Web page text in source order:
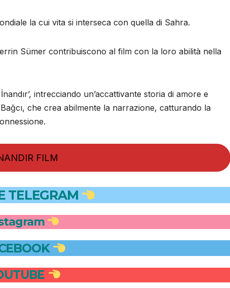
la cui vita si interseca con quella di Sahra.
Sümer contribuiscono al film con la loro abilità nella
intrecciando un’accattivante storia di amore e
che crea abilmente la narrazione, catturando la
FILM
TELEGRAM